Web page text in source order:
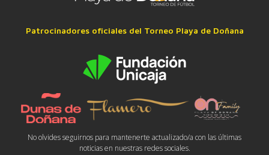
Patrocinadores oficiales del Torneo Playa de Doñana
No olvides seguirnos para mantenerte actualizado/a con las últimas
noticias en nuestras redes sociales.